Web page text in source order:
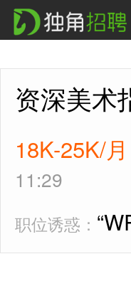
资深美
18K-25K/月
11:29
职位诱惑：